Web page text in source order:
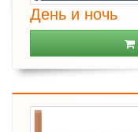
День и ночь